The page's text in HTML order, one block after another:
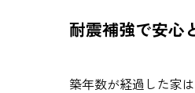
耐震補強で安心
築年数が経過した家